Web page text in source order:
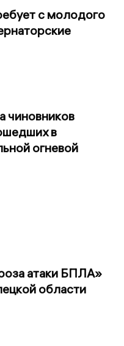
с молодого
чиновников
в
огневой
атаки БПЛА»
области